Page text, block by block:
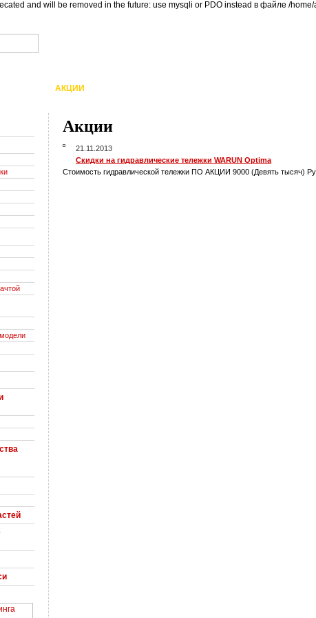
and will be removed in the future: use mysqli or PDO instead в файле /
АКЦИИ
Акции
21.11.2013
Скидки на гидравлические тележки WARUN Optima
Стоимость гидравлической тележки ПО АКЦИИ 9000 (Девять тысяч)